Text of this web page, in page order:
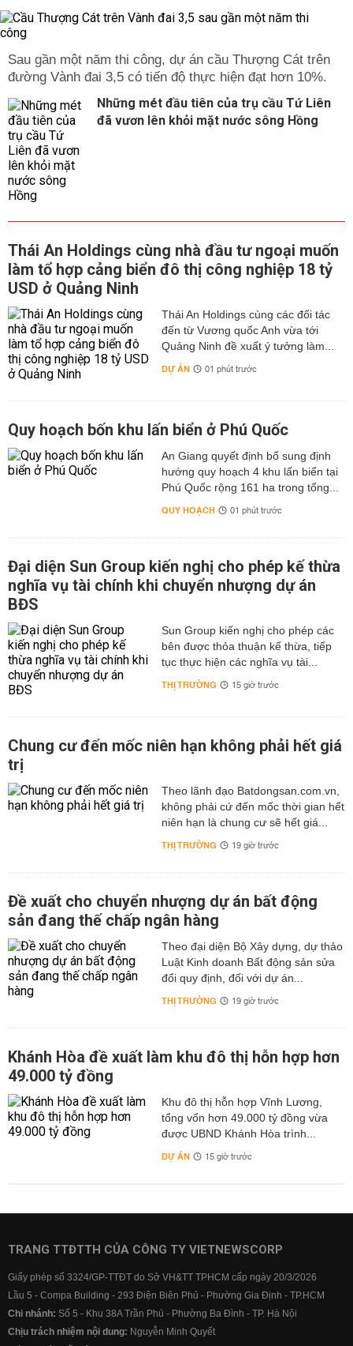
Sau gần một năm thi công, dự án cầu Thượng Cát trên
đường Vành đai 3,5 có tiến độ thực hiện đạt hơn 10%.
Những mét đầu tiên của trụ cầu Tứ Liên
đã vươn lên khỏi mặt nước sông Hồng
Thái An Holdings cùng nhà đầu tư ngoại muốn
làm tổ hợp cảng biển đô thị công nghiệp 18 tỷ
USD ở Quảng Ninh
Thái An Holdings cùng các đối tác
đến từ Vương quốc Anh vừa tới
Quảng Ninh đề xuất ý tưởng làm...
DỰ ÁN 01 phút trước
Quy hoạch bốn khu lấn biển ở Phú Quốc
An Giang quyết định bổ sung định
hướng quy hoạch 4 khu lấn biển tại
Phú Quốc rộng 161 ha trong tổng...
QUY HOẠCH 01 phút trước
Đại diện Sun Group kiến nghị cho phép kế thừa
nghĩa vụ tài chính khi chuyển nhượng dự án
BĐS
Sun Group kiến nghị cho phép các
bên được thỏa thuận kế thừa, tiếp
tục thực hiện các nghĩa vụ tài...
THỊ TRƯỜNG 15 giờ trước
Chung cư đến mốc niên hạn không phải hết giá
trị
Theo lãnh đạo Batdongsan.com.vn,
không phải cứ đến mốc thời gian hết
niên hạn là chung cư sẽ hết giá...
THỊ TRƯỜNG 19 giờ trước
Đề xuất cho chuyển nhượng dự án bất động
sản đang thế chấp ngân hàng
Theo đại diện Bộ Xây dựng, dự thảo
Luật Kinh doanh Bất động sản sửa
đổi quy định, đối với dự án...
THỊ TRƯỜNG 19 giờ trước
Khánh Hòa đề xuất làm khu đô thị hỗn hợp hơn
49.000 tỷ đồng
Khu đô thị hỗn hợp Vĩnh Lương,
tổng vốn hơn 49.000 tỷ đồng vừa
được UBND Khánh Hòa trình...
DỰ ÁN 15 giờ trước
TRANG TTĐTTH CỦA CÔNG TY VIETNEWSCORP
Giấy phép số 3324/GP-TTĐT do Sở VH&TT TPHCM cấp ngày 20/3/2026
Lầu 5 - Compa Building - 293 Điện Biên Phủ - Phường Gia Định - TP.HCM
Chi nhánh: Số 5 - Khu 38A Trần Phú - Phường Ba Đình - TP. Hà Nội
Chịu trách nhiệm nội dung: Nguyễn Minh Quyết